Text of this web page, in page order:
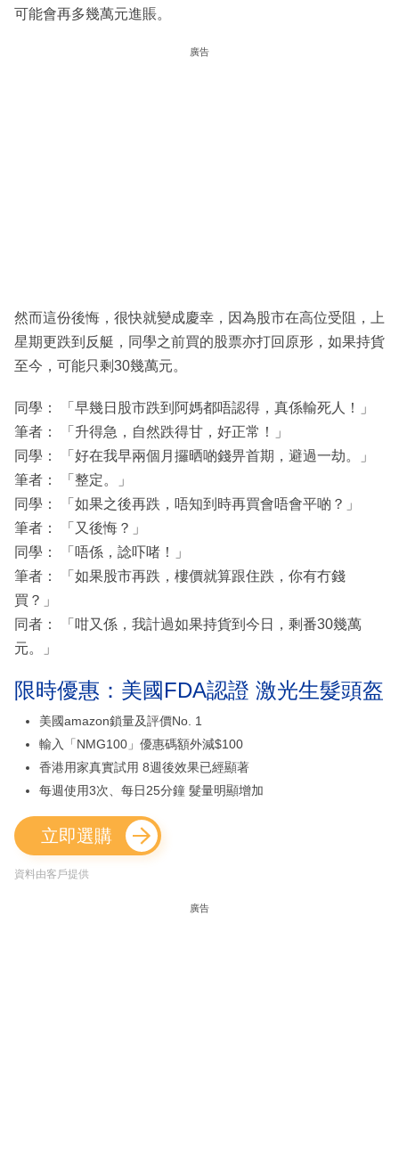
可能會再多幾萬元進賬。
廣告
然而這份後悔，很快就變成慶幸，因為股市在高位受阻，上
星期更跌到反艇，同學之前買的股票亦打回原形，如果持貨
至今，可能只剩30幾萬元。
同學： 「早幾日股市跌到阿媽都唔認得，真係輸死人！」
筆者： 「升得急，自然跌得甘，好正常！」
同學： 「好在我早兩個月攞晒啲錢畀首期，避過一劫。」
筆者： 「整定。」
同學： 「如果之後再跌，唔知到時再買會唔會平啲？」
筆者： 「又後悔？」
同學： 「唔係，諗吓啫！」
筆者： 「如果股市再跌，樓價就算跟住跌，你有冇錢
買？」
同者： 「咁又係，我計過如果持貨到今日，剩番30幾萬
元。」
限時優惠：美國FDA認證 激光生髮頭盔
美國amazon鎖量及評價No. 1
輸入「NMG100」優惠碼額外減$100
香港用家真實試用 8週後效果已經顯著
每週使用3次、每日25分鐘 髮量明顯增加
立即選購
資料由客戶提供
廣告